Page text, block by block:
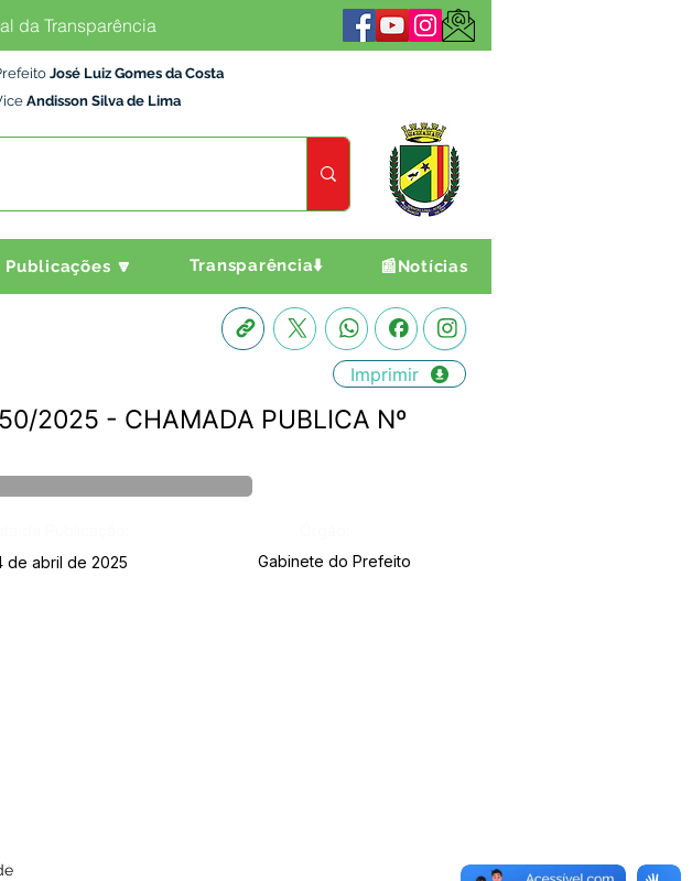
da Transparência
José Luiz Gomes da Costa
Andisson Silva de Lima
Publicações 🔽 Transparência⬇️ 📰Notícias
Imprimir
2025 - CHAMADA PUBLICA Nº
de abril de 2025 Gabinete do Prefeito